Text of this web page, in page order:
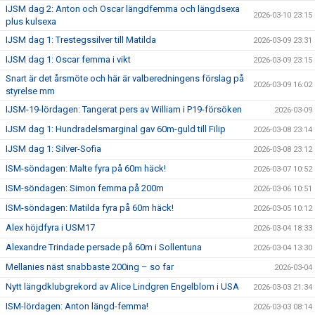
IJSM dag 2: Anton och Oscar längdfemma och längdsexa
plus kulsexa
2026-03-10 23:15
IJSM dag 1: Trestegssilver till Matilda 2026-03-09 23:31
IJSM dag 1: Oscar femma i vikt 2026-03-09 23:15
Snart är det årsmöte och här är valberedningens förslag på
styrelse mm
2026-03-09 16:02
IJSM-19-lördagen: Tangerat pers av William i P19-försöken 2026-03-09
IJSM dag 1: Hundradelsmarginal gav 60m-guld till Filip 2026-03-08 23:14
IJSM dag 1: Silver-Sofia 2026-03-08 23:12
ISM-söndagen: Malte fyra på 60m häck! 2026-03-07 10:52
ISM-söndagen: Simon femma på 200m 2026-03-06 10:51
ISM-söndagen: Matilda fyra på 60m häck! 2026-03-05 10:12
Alex höjdfyra i USM17 2026-03-04 18:33
Alexandre Trindade persade på 60m i Sollentuna 2026-03-04 13:30
Mellanies näst snabbaste 200ing – so far 2026-03-04
Nytt längdklubgrekord av Alice Lindgren Engelblom i USA 2026-03-03 21:34
ISM-lördagen: Anton längd-femma! 2026-03-03 08:14